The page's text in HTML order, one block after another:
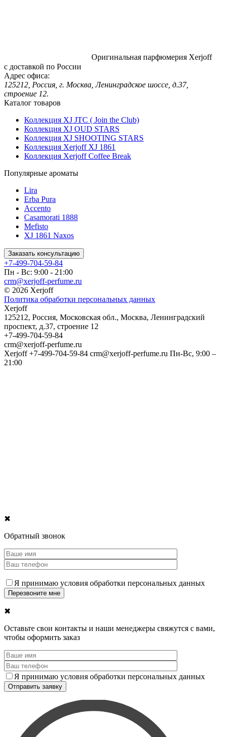
Оригинальная парфюмерия Xerjoff
с доставкой по России
Адрес офиса:
125212, Россия, г. Москва, Ленинградское шоссе, д.37,
строение 12.
Каталог товаров
Коллекция XJ JTC ( Join the Club)
Коллекция XJ OUD STARS
Коллекция XJ SHOOTING STARS
Коллекция Xerjoff XJ 1861
Коллекция Xerjoff Coffee Break
Популярные ароматы
Lira
Erba Pura
Accento
Casamorati 1888
Mefisto
XJ 1861 Naxos
Заказать консультацию
+7-499-704-59-84
Пн - Вс: 9:00 - 21:00
crm@xerjoff-perfume.ru
© 2026 Xerjoff
Политика обработки персональных данных
Xerjoff
125212, Россия, Московская обл., Москва, Ленинградский
проспект, д.37, строение 12
+7-499-704-59-84
crm@xerjoff-perfume.ru
Xerjoff +7-499-704-59-84 crm@xerjoff-perfume.ru Пн-Вс, 9:00 –
21:00
✖
Обратный звонок
Я принимаю условия обработки персональных данных
✖
Оставьте свои контакты и наши менеджеры свяжутся с вами,
чтобы оформить заказ
Я принимаю условия обработки персональных данных